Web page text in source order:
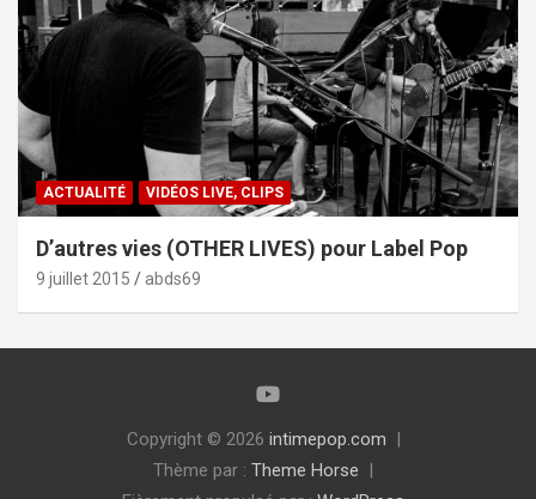
ACTUALITÉ VIDÉOS LIVE, CLIPS
D’autres vies (OTHER LIVES) pour Label Pop
9 juillet 2015 abds69
Copyright © 2026 intimepop.com
Thème par : Theme Horse